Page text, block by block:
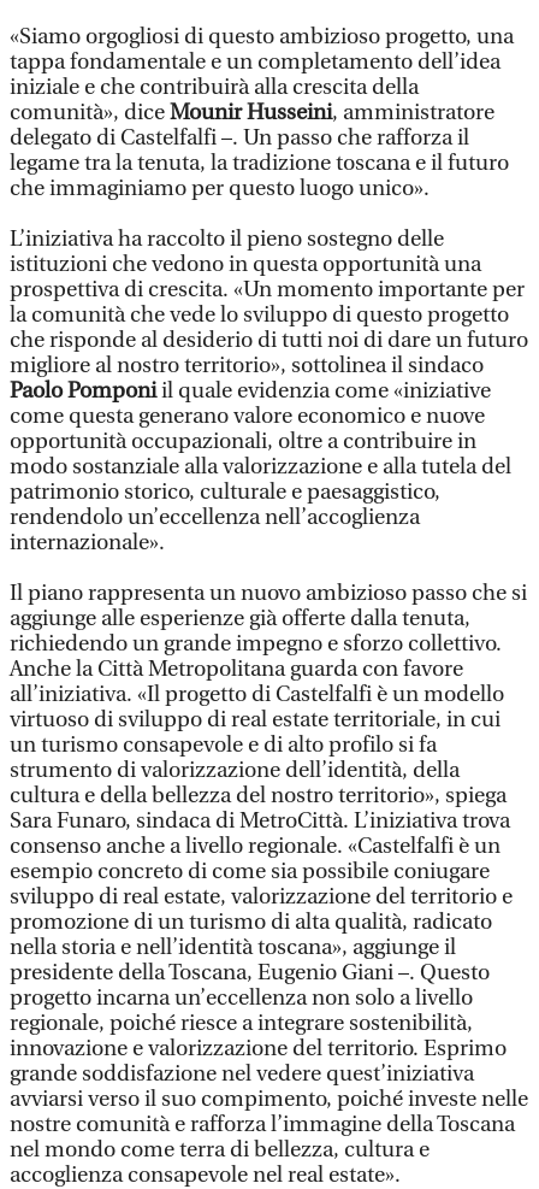
«Siamo orgogliosi di questo ambizioso progetto, una
tappa fondamentale e un completamento dell’idea
iniziale e che contribuirà alla crescita della
comunità», diceMounir Husseini, amministratore
delegato di Castelfalfi –. Un passo che rafforza il
legame tra la tenuta, la tradizione toscana e il futuro
che immaginiamo per questo luogo unico».
L’iniziativa ha raccolto il pieno sostegno delle
istituzioni che vedono in questa opportunità una
prospettiva di crescita. «Un momento importante per
la comunità che vede lo sviluppo di questo progetto
che risponde al desiderio di tutti noi di dare un futuro
migliore al nostro territorio», sottolinea il sindaco
Paolo Pomponiil quale evidenzia come «iniziative
come questa generano valore economico e nuove
opportunità occupazionali, oltre a contribuire in
modo sostanziale alla valorizzazione e alla tutela del
patrimonio storico, culturale e paesaggistico,
rendendolo un’eccellenza nell’accoglienza
internazionale».
Il piano rappresenta un nuovo ambizioso passo che si
aggiunge alle esperienze già offerte dalla tenuta,
richiedendo un grande impegno e sforzo collettivo.
Anche la Città Metropolitana guarda con favore
all’iniziativa. «Il progetto di Castelfalfi è un modello
virtuoso di sviluppo di real estate territoriale, in cui
un turismo consapevole e di alto profilo si fa
strumento di valorizzazione dell’identità, della
cultura e della bellezza del nostro territorio», spiega
Sara Funaro, sindaca di MetroCittà. L’iniziativa trova
consenso anche a livello regionale. «Castelfalfi è un
esempio concreto di come sia possibile coniugare
sviluppo di real estate, valorizzazione del territorio e
promozione di un turismo di alta qualità, radicato
nella storia e nell’identità toscana», aggiunge il
presidente della Toscana, Eugenio Giani –. Questo
progetto incarna un’eccellenza non solo a livello
regionale, poiché riesce a integrare sostenibilità,
innovazione e valorizzazione del territorio. Esprimo
grande soddisfazione nel vedere quest’iniziativa
avviarsi verso il suo compimento, poiché investe nelle
nostre comunità e rafforza l’immagine della Toscana
nel mondo come terra di bellezza, cultura e
accoglienza consapevole nel real estate».